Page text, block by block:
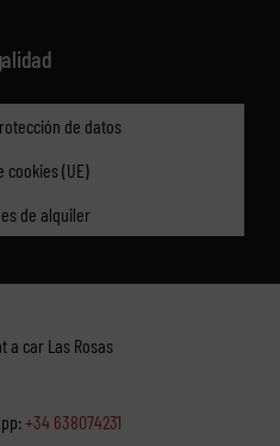
de datos
cookies (UE)
de alquiler
a car Las Rosas
+34 638074231